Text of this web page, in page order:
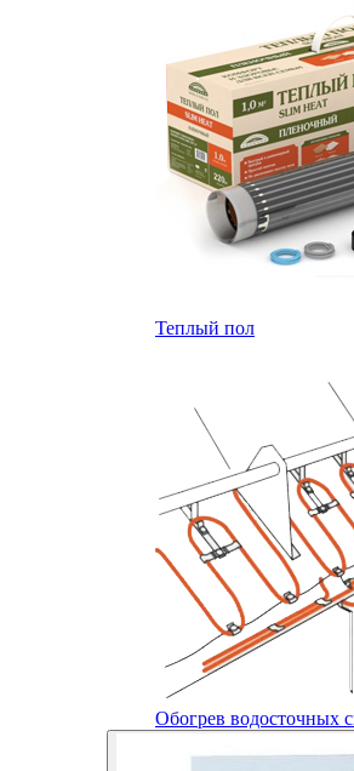
Теплый пол
Обогрев водосточных